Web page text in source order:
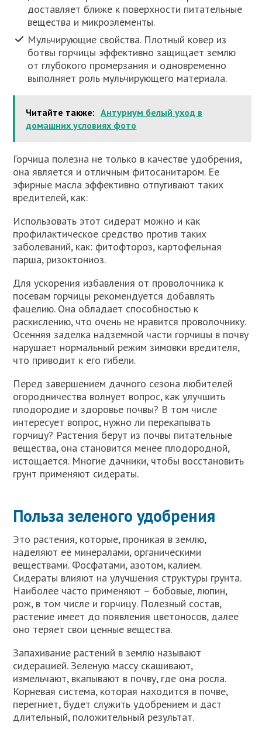
доставляет ближе к поверхности питательные
вещества и микроэлементы.
Мульчирующие свойства. Плотный ковер из
ботвы горчицы эффективно защищает землю
от глубокого промерзания и одновременно
выполняет роль мульчирующего материала.
Читайте также: Антуриум белый уход в
домашних условиях фото
Горчица полезна не только в качестве удобрения,
она является и отличным фитосанитаром. Ее
эфирные масла эффективно отпугивают таких
вредителей, как:
Использовать этот сидерат можно и как
профилактическое средство против таких
заболеваний, как: фитофтороз, картофельная
парша, ризоктониоз.
Для ускорения избавления от проволочника к
посевам горчицы рекомендуется добавлять
фацелию. Она обладает способностью к
раскислению, что очень не нравится проволочнику.
Осенняя заделка надземной части горчицы в почву
нарушает нормальный режим зимовки вредителя,
что приводит к его гибели.
Перед завершением дачного сезона любителей
огородничества волнует вопрос, как улучшить
плодородие и здоровье почвы? В том числе
интересует вопрос, нужно ли перекапывать
горчицу? Растения берут из почвы питательные
вещества, она становится менее плодородной,
истощается. Многие дачники, чтобы восстановить
грунт применяют сидераты.
Польза зеленого удобрения
Это растения, которые, проникая в землю,
наделяют ее минералами, органическими
веществами. Фосфатами, азотом, калием.
Сидераты влияют на улучшения структуры грунта.
Наиболее часто применяют – бобовые, люпин,
рож, в том числе и горчицу. Полезный состав,
растение имеет до появления цветоносов, далее
оно теряет свои ценные вещества.
Запахивание растений в землю называют
сидерацией. Зеленую массу скашивают,
измельчают, вкапывают в почву, где она росла.
Корневая система, которая находится в почве,
перегниет, будет служить удобрением и даст
длительный, положительный результат.